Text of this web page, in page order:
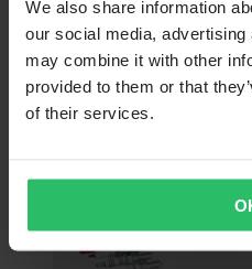
We also share information
our social media,
may combine it with other
provided to them or that
of their services.
Původně: 1 199,00 Kč
Bezdrátový Měřič ProX